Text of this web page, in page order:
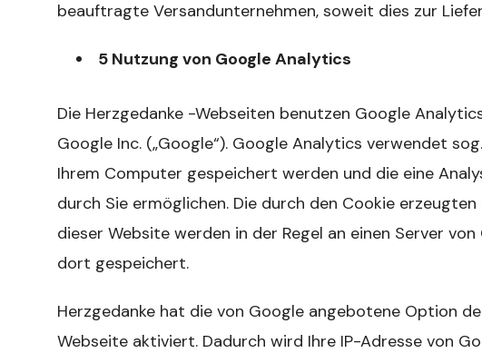
beauftragte Versandunternehmen, soweit dies zur
5 Nutzung von Google Analytics
Die Herzgedanke -Webseiten benutzen Google
Google Inc. („Google“). Google Analytics verwendet
Ihrem Computer gespeichert werden und die eine
durch Sie ermöglichen. Die durch den Cookie
dieser Website werden in der Regel an einen Server
dort gespeichert.
Herzgedanke hat die von Google angebotene Option
Webseite aktiviert. Dadurch wird Ihre IP-Adresse von